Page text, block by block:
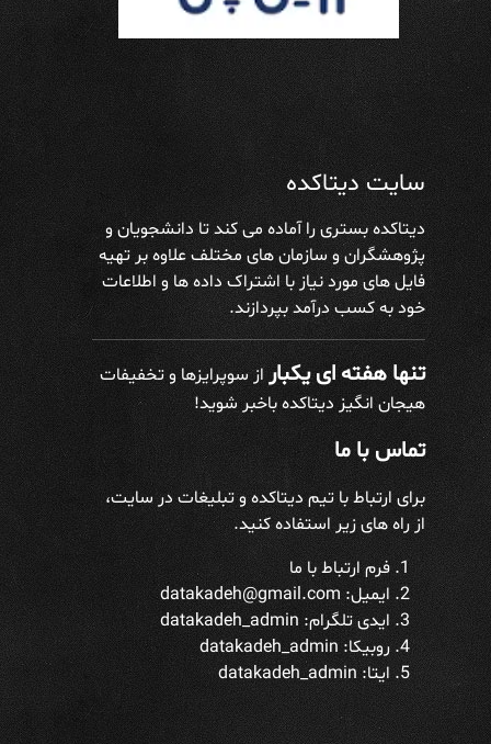
سایت دیتاکده
دیتاکده بستری را آماده می کند تا دانشجویان و
پژوهشگران و سازمان های مختلف علاوه بر تهیه
فایل های مورد نیاز با اشتراک داده ها و اطلاعات
خود به کسب درآمد بپردازند.
تنها هفته ای یکباراز سوپرایزها و تخفیفات
هیجان انگیز دیتاکده باخبر شوید!
تماس با ما
برای ارتباط با تیم دیتاکده و تبلیغات در سایت،
از راه های زیر استفاده کنید.
فرم ارتباط با ما
ایمیل: datakadeh@gmail.com
ایدی تلگرام:datakadeh_admin
روبیکا: datakadeh_admin
ایتا: datakadeh_admin